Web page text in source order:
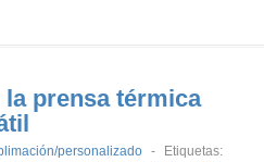
prensa térmica
personalizado -
Etiquetas: